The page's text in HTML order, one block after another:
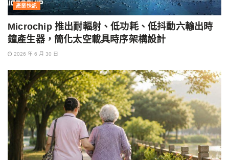
產業快訊
Microchip 推出耐輻射、低功耗、低抖動六輸出時
鐘產生器，簡化太空載具時序架構設計
2026 年 6 月 30 日